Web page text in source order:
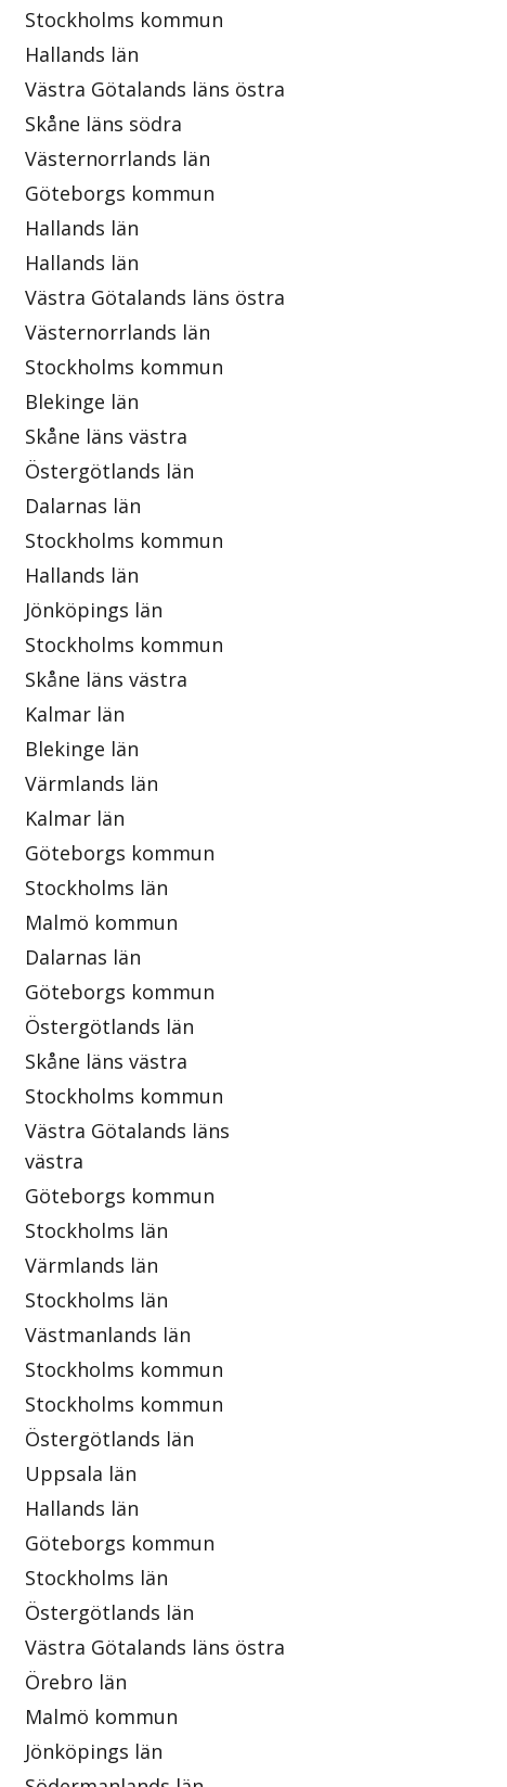
Stockholms kommun
Hallands län
Västra Götalands läns östra
Skåne läns södra
Västernorrlands län
Göteborgs kommun
Hallands län
Hallands län
Västra Götalands läns östra
Västernorrlands län
Stockholms kommun
Blekinge län
Skåne läns västra
Östergötlands län
Dalarnas län
Stockholms kommun
Hallands län
Jönköpings län
Stockholms kommun
Skåne läns västra
Kalmar län
Blekinge län
Värmlands län
Kalmar län
Göteborgs kommun
Stockholms län
Malmö kommun
Dalarnas län
Göteborgs kommun
Östergötlands län
Skåne läns västra
Stockholms kommun
Västra Götalands läns
västra
Göteborgs kommun
Stockholms län
Värmlands län
Stockholms län
Västmanlands län
Stockholms kommun
Stockholms kommun
Östergötlands län
Uppsala län
Hallands län
Göteborgs kommun
Stockholms län
Östergötlands län
Västra Götalands läns östra
Örebro län
Malmö kommun
Jönköpings län